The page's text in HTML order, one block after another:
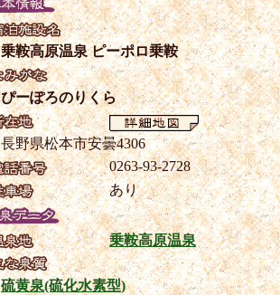
乗鞍高原温泉 ピーポロ乗鞍
ぴーぽろのりくら
長野県松本市安曇4306
0263-93-2728
あり
乗鞍高原温泉
硫黄泉(硫化水素型)